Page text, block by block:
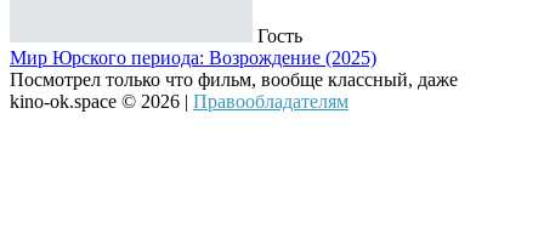
Гость
Мир Юрского периода: Возрождение (2025)
Посмотрел только что фильм, вообще классный, даже
kino-ok.space © 2026 | Правообладателям